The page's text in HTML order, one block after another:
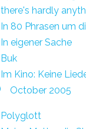
there's hardly
In 80 Phrasen um
In eigener Sache
Buk
Im Kino: Keine
October 2005
Polyglott